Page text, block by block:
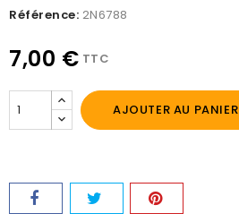
Référence: 2N6788
7,00 € TTC
AJOUTER AU PANIER